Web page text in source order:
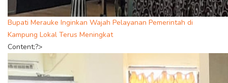
Bupati Merauke Inginkan Wajah Pelayanan Pemerintah di
Kampung Lokal Terus Meningkat
Content;?>